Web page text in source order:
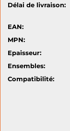
Délai de livraison:
EAN:
MPN:
Epaisseur:
Ensembles:
Compatibilité: